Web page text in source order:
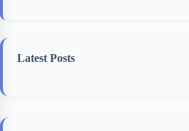
Latest Posts